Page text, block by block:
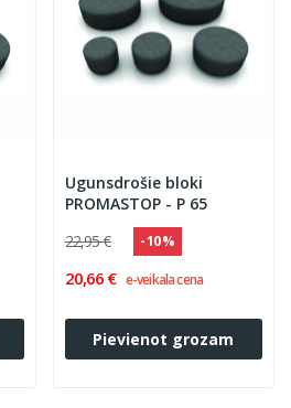
Ugunsdrošie bloki
PROMASTOP - P 65
22,95 €
- 10 %
20,66 € e-veikala cena
Pievienot grozam